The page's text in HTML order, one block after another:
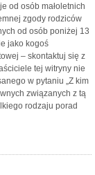
od osób małoletnich
zgody rodziców
od osób poniżej 13
jako kogoś
– skontaktuj się z
tej witryny nie
w pytaniu „Z kim
związanych z tą
rodzaju porad